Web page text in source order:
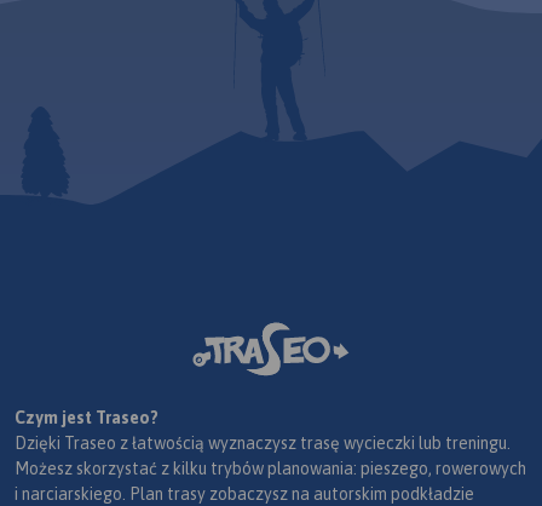
Czym jest Traseo?
Dzięki Traseo z łatwością wyznaczysz trasę wycieczki lub treningu.
Możesz skorzystać z kilku trybów planowania: pieszego, rowerowych
i narciarskiego. Plan trasy zobaczysz na autorskim podkładzie